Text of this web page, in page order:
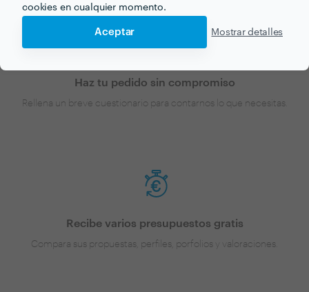
cookies en cualquier momento.
Aceptar Mostrar detalles
Haz tu pedido sin compromiso
Rellena un breve cuestionario para contarnos lo que necesitas.
Recibe varios presupuestos gratis
Compara sus propuestas, perfiles, porfolios y valoraciones.